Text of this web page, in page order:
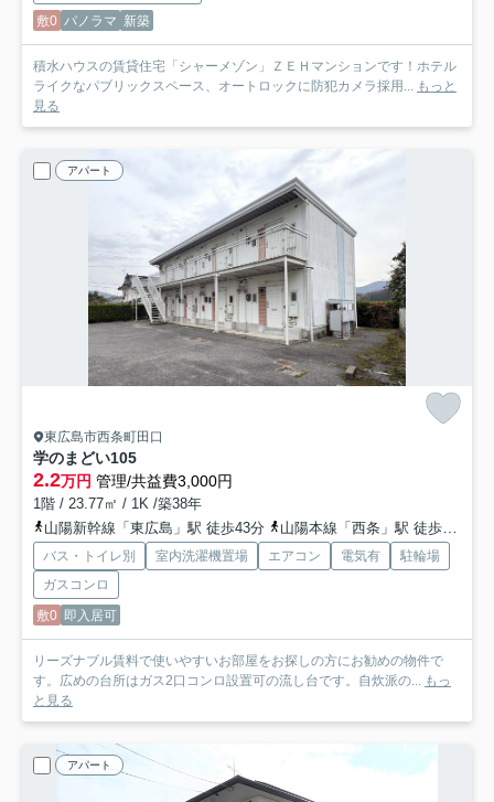
敷0 パノラマ 新築
積水ハウスの賃貸住宅「シャーメゾン」ＺＥＨマンションです！ホテル
ライクなパブリックスペース、オートロックに防犯カメラ採用... もっと
見る
アパート
東広島市西条町田口
学のまどい105
2.2万円 管理/共益費3,000円
1階 / 23.77㎡ / 1K /築38年
山陽新幹線「東広島」駅 徒歩43分
山陽本線「西条」駅 徒歩68分
バス・トイレ別 室内洗濯機置場 エアコン 電気有
駐輪場
ガスコンロ
敷0 即入居可
リーズナブル賃料で使いやすいお部屋をお探しの方にお勧めの物件で
す。広めの台所はガス2口コンロ設置可の流し台です。自炊派の... もっ
と見る
アパート